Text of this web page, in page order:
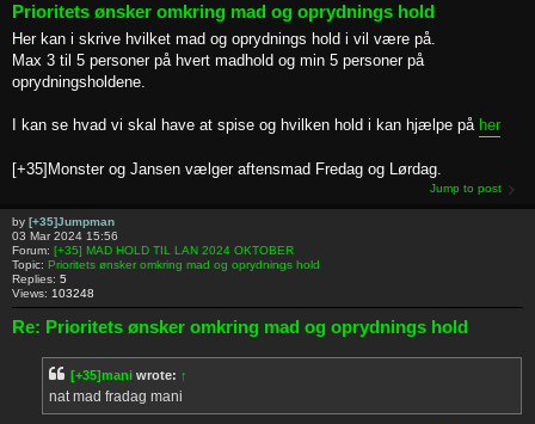
Prioritets ønsker omkring mad og oprydnings hold
Her kan i skrive hvilket mad og oprydnings hold i vil være på.
Max 3 til 5 personer på hvert madhold og min 5 personer på
oprydningsholdene.
I kan se hvad vi skal have at spise og hvilken hold i kan hjælpe på her
[+35]Monster og Jansen vælger aftensmad Fredag og Lørdag.
Jump to post
by [+35]Jumpman
03 Mar 2024 15:56
Forum: [+35] MAD HOLD TIL LAN 2024 OKTOBER
Topic: Prioritets ønsker omkring mad og oprydnings hold
Replies: 5
Views: 103248
Re: Prioritets ønsker omkring mad og oprydnings hold
[+35]mani wrote: ↑
nat mad fradag mani